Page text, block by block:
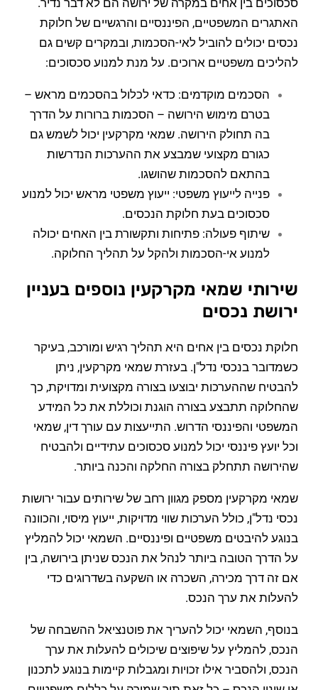
סכסוכים בין אחים במקרה של ירושה הם לא דבר נדיר.
האתגרים המשפטיים, הפיננסיים והרגשיים של חלוקת
נכסים יכולים להוביל לאי-הסכמות, ובמקרים קשים גם
להליכים משפטיים ארוכים. על מנת למנוע סכסוכים:
הסכמים מוקדמים: כדאי לכלול בהסכמים מראש –
בטרם מימוש הירושה – הסכמות ברורות על הדרך
בה תחולק הירושה. שמאי מקרקעין יכול לשמש גם
כגורם מקצועי שמבצע את ההערכות הנדרשות
בהתאם להסכמות שהושגו.
פנייה לייעוץ משפטי: ייעוץ משפטי מראש יכול למנוע
סכסוכים בעת חלוקת הנכסים.
שיתוף פעולה: פתיחות ותקשורת בין האחים יכולה
למנוע אי-הסכמות ולהקל על תהליך החלוקה.
שירותי שמאי מקרקעין נוספים בעניין
ירושת נכסים
חלוקת נכסים בין אחים היא תהליך רגיש ומורכב, בעיקר
כשמדובר בנכסי נדל"ן. בעזרת שמאי מקרקעין, ניתן
להבטיח שההערכות יבוצעו בצורה מקצועית ומדויקת, כך
שהחלוקה תתבצע בצורה הוגנת וכוללת את כל המידע
המשפטי והפיננסי הדרוש. התייעצות עם עורך דין, שמאי
וכל יועץ פיננסי יכול למנוע סכסוכים עתידיים ולהבטיח
שהירושה תתחלק בצורה החלקה והכנה ביותר.
שמאי מקרקעין מספק מגוון רחב של שירותים עבור ירושות
נכסי נדל"ן, כולל הערכות שווי מדויקות, ייעוץ מיסוי, והכוונה
בנוגע להיבטים משפטיים ופיננסיים. השמאי יכול להמליץ
על הדרך הטובה ביותר לנהל את הנכס שניתן בירושה, בין
אם זה דרך מכירה, השכרה או השקעה בשדרוגים כדי
להעלות את ערך הנכס.
בנוסף, השמאי יכול להעריך את פוטנציאל ההשבחה של
הנכס, להמליץ על שיפוצים שיכולים להעלות את ערך
הנכס, ולהסביר אילו זכויות ומגבלות קיימות בנוגע לתכנון